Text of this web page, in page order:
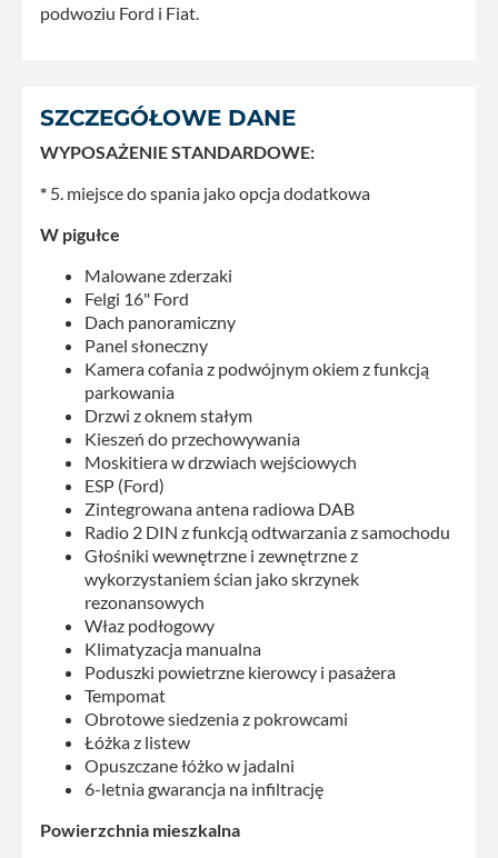
podwoziu Ford i Fiat.
SZCZEGÓŁOWE DANE
WYPOSAŻENIE STANDARDOWE:
* 5. miejsce do spania jako opcja dodatkowa
W pigułce
Malowane zderzaki
Felgi 16" Ford
Dach panoramiczny
Panel słoneczny
Kamera cofania z podwójnym okiem z funkcją
parkowania
Drzwi z oknem stałym
Kieszeń do przechowywania
Moskitiera w drzwiach wejściowych
ESP (Ford)
Zintegrowana antena radiowa DAB
Radio 2 DIN z funkcją odtwarzania z samochodu
Głośniki wewnętrzne i zewnętrzne z
wykorzystaniem ścian jako skrzynek
rezonansowych
Właz podłogowy
Klimatyzacja manualna
Poduszki powietrzne kierowcy i pasażera
Tempomat
Obrotowe siedzenia z pokrowcami
Łóżka z listew
Opuszczane łóżko w jadalni
6-letnia gwarancja na infiltrację
Powierzchnia mieszkalna